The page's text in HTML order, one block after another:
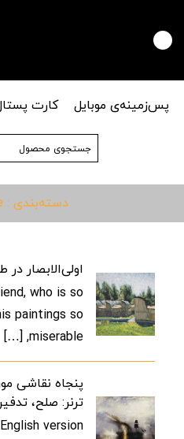
پس‌زمینه‌ی موبایل کارت
جستجو
برای:
دکمه جستجو
دسته‌بندی : landscape
اولی‌الابصار در طبیعت |
who is so
paintings so
miserable, […]
پنجاه نقاشی
ترنر: صلح،